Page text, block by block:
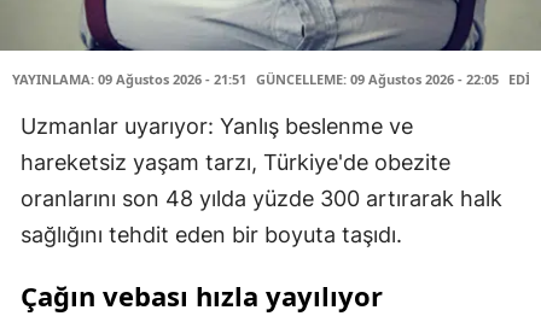
YAYINLAMA: 09 Ağustos 2026 - 21:51 GÜNCELLEME: 09 Ağustos 2026 - 22:05
Uzmanlar uyarıyor: Yanlış beslenme ve
hareketsiz yaşam tarzı, Türkiye'de obezite
oranlarını son 48 yılda yüzde 300 artırarak halk
sağlığını tehdit eden bir boyuta taşıdı.
Çağın vebası hızla yayılıyor